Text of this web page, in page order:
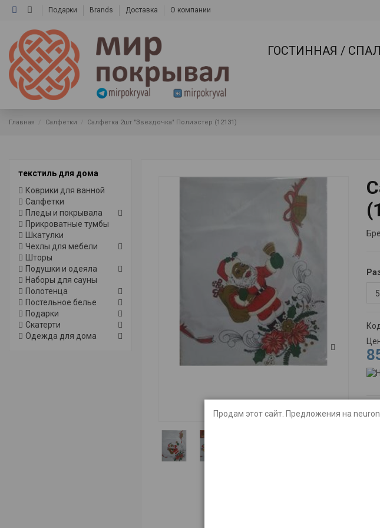
Подарки Brands Доставка О компании
ГОСТИННАЯ /
Главная Салфетки Салфетка 2шт "Звездочка" Полиэстер (12131)
текстиль для дома
Коврики для ванной
Салфетки
Пледы и покрывала
Прикроватные тумбы
Шкатулки
Чехлы для мебели
Шторы
Подушки и одеяла
Наборы для сауны
Полотенца
Постельное белье
Подарки
Скатерти
Одежда для дома
Продам этот сайт. Предложения на